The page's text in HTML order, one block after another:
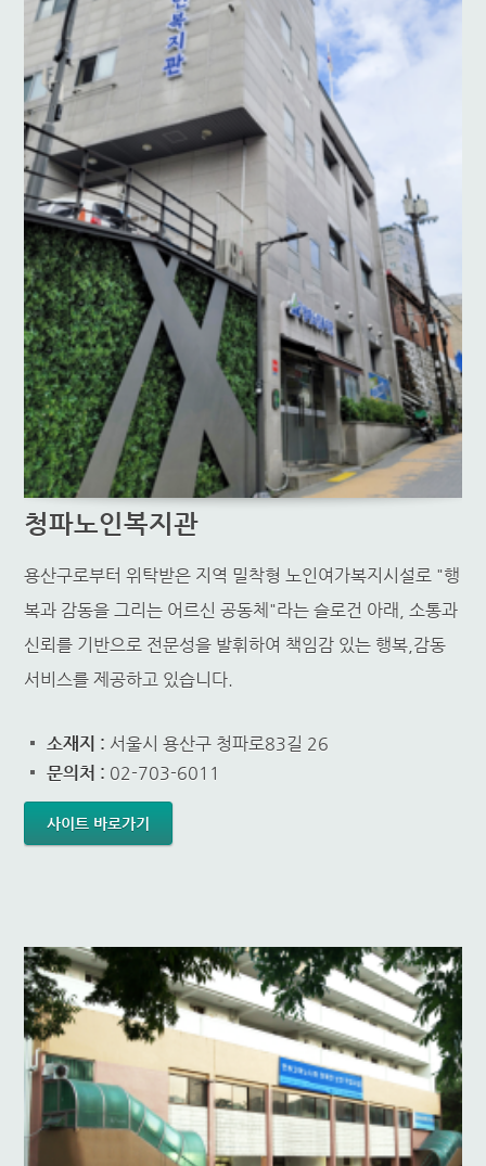
청파노인복지관
용산구로부터 위탁받은 지역 밀착형 노인여가복지시설로 "행
복과 감동을 그리는 어르신 공동체"라는 슬로건 아래, 소통과
신뢰를 기반으로 전문성을 발휘하여 책임감 있는 행복,감동
서비스를 제공하고 있습니다.
소재지 : 서울시 용산구 청파로83길 26
문의처 : 02-703-6011
사이트 바로가기